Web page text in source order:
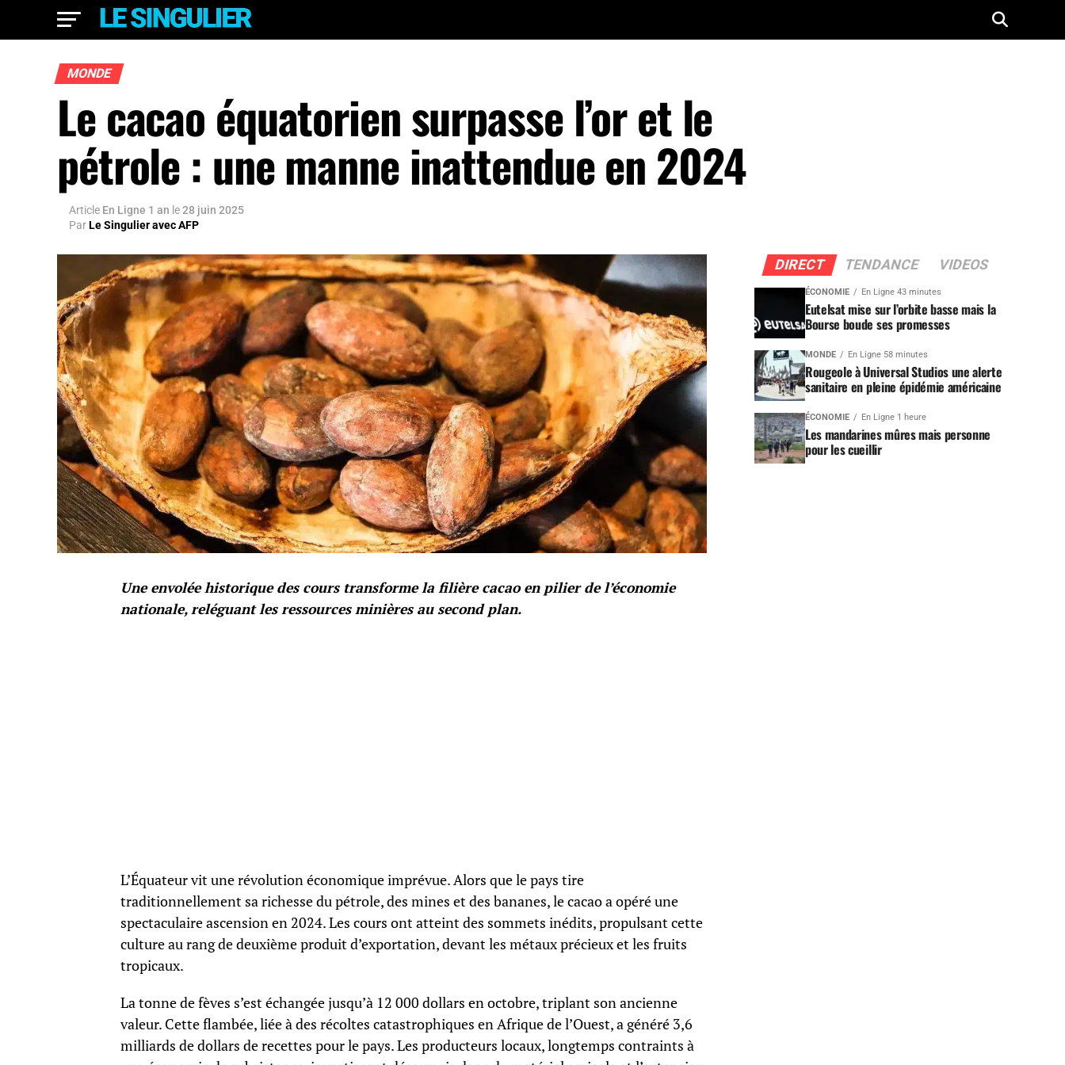
MONDE
Le cacao équatorien surpasse l’or et le
pétrole : une manne inattendue en 2024
Article En Ligne 1 an le28 juin 2025
ParLe Singulier avec AFP
Une envolée historique des cours transforme la filière cacao en pilier de l’économie
nationale, reléguant les ressources minières au second plan.
L’Équateur vit une révolution économique imprévue. Alors que le pays tire
traditionnellement sa richesse du pétrole, des mines et des bananes, le cacao a opéré une
spectaculaire ascension en 2024. Les cours ont atteint des sommets inédits, propulsant cette
culture au rang de deuxième produit d’exportation, devant les métaux précieux et les fruits
tropicaux.
La tonne de fèves s’est échangée jusqu’à 12 000 dollars en octobre, triplant son ancienne
valeur. Cette flambée, liée à des récoltes catastrophiques en Afrique de l’Ouest, a généré 3,6
milliards de dollars de recettes pour le pays. Les producteurs locaux, longtemps contraints à
DIRECT TENDANCE VIDEOS
ÉCONOMIE En Ligne 43 minutes
Eutelsat mise sur l’orbite basse mais la
Bourse boude ses promesses
MONDE En Ligne 58 minutes
Rougeole à Universal Studios une alerte
sanitaire en pleine épidémie américaine
ÉCONOMIE En Ligne 1 heure
Les mandarines mûres mais personne
pour les cueillir